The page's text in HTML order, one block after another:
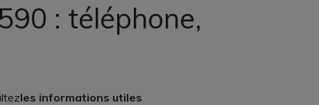
: téléphone,
les informations utiles